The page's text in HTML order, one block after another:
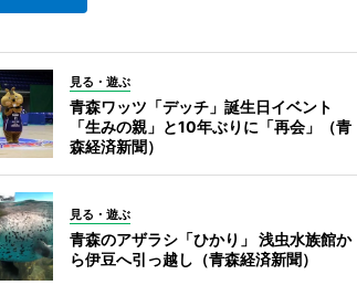
見る・遊ぶ
青森ワッツ「デッチ」誕生日イベント
「生みの親」と10年ぶりに「再会」（青
森経済新聞）
見る・遊ぶ
青森のアザラシ「ひかり」 浅虫水族館か
ら伊豆へ引っ越し（青森経済新聞）